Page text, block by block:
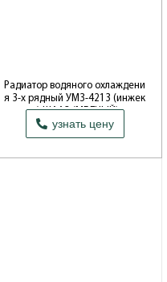
Радиатор водяного охлаждени
я 3-х рядный УМЗ-4213 (инжек
т.) ШААЗ (МЕДНЫЙ)
Производитель: Шадринский
Автоагрегатный завод
узнать цену